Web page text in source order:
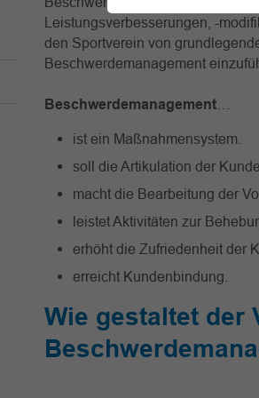
Leistungsverbesserungen, -
den Sportverein von
Beschwerdemanagement
Beschwerdemanagement
ist ein Maßnahmensystem.
soll die Artikulation der
macht die Bearbeitung der
leistet Aktivitäten zur
erhöht die Zufriedenheit der
erreicht Kundenbindung.
Wie gestaltet der